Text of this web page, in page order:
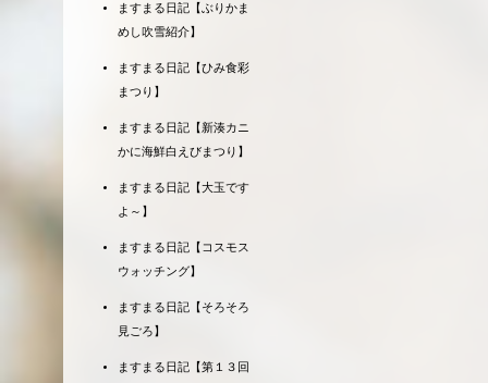
ますまる日記【ぶりかま
めし吹雪紹介】
ますまる日記【ひみ食彩
まつり】
ますまる日記【新湊カニ
かに海鮮白えびまつり】
ますまる日記【大玉です
よ～】
ますまる日記【コスモス
ウォッチング】
ますまる日記【そろそろ
見ごろ】
ますまる日記【第１３回